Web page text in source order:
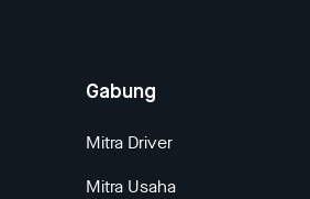
Gabung
Mitra Driver
Mitra Usaha